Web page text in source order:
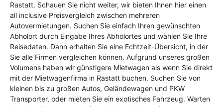
Rastatt. Schauen Sie nicht weiter, wir bieten Ihnen hier einen
all inclusive Preisvergleich zwischen mehreren
Autovermietungen. Suchen Sie einfach Ihren gewünschten
Abholort durch Eingabe Ihres Abholortes und wählen Sie Ihre
Reisedaten. Dann erhalten Sie eine Echtzeit-Übersicht, in der
Sie alle Firmen vergleichen können. Aufgrund unseres großen
Volumens haben wir günstigere Mietwagen als wenn Sie direkt
mit der Mietwagenfirma in Rastatt buchen. Suchen Sie von
kleinen bis zu großen Autos, Geländewagen und PKW
Transporter, oder mieten Sie ein exotisches Fahrzeug. Warten